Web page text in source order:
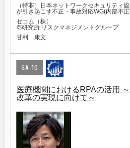
（特非）日本ネットワークセキュリティ
が引き起こす不正・事故対応WG(内部不
セコム（株）
IS研究所 リスクマネジメントグループ
甘利 康文
GA-10
医療機関におけるRPAの活用
改革の実現に向けて～